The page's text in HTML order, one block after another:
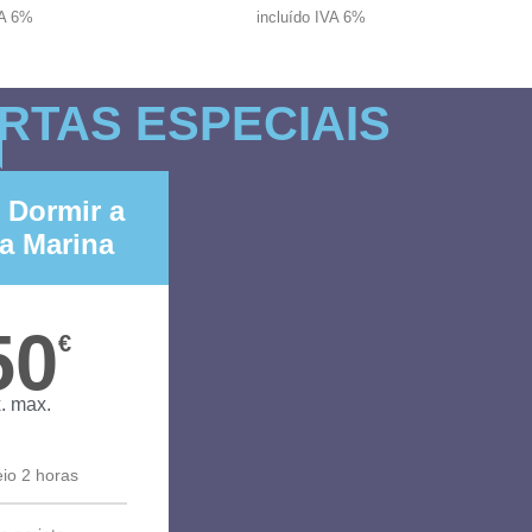
6% incluído IVA 6%
ESPECIAIS
Dormir a
Marina
€
max.
2 horas